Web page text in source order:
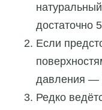
достаточно
Если
давления —
Редко